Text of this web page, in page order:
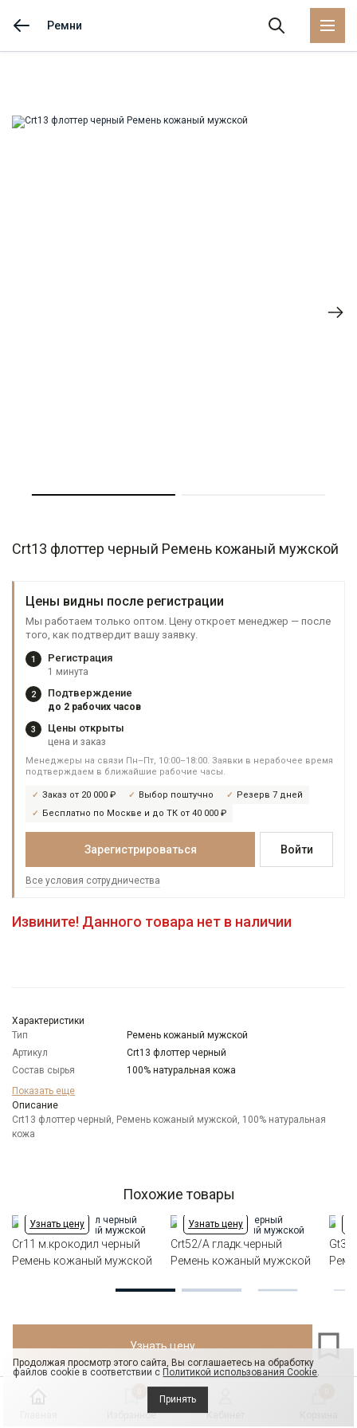
Ремни
Crt13 флоттер черный Ремень кожаный мужской
Цены видны после регистрации
Мы работаем только оптом. Цену откроет менеджер — после
того, как подтвердит вашу заявку.
1 Регистрация
1 минута
2 Подтверждение
до 2 рабочих часов
3 Цены открыты
цена и заказ
Менеджеры на связи Пн–Пт, 10:00–18:00. Заявки в нерабочее время
подтверждаем в ближайшие рабочие часы.
Заказ от 20 000 ₽ Выбор поштучно
Резерв 7 дней
Бесплатно по Москве и до ТК от 40 000 ₽
Зарегистрироваться Войти
Все условия сотрудничества
Извините! Данного товара нет в наличии
Характеристики
Тип
Ремень кожаный мужской
Артикул
Crt13 флоттер черный
Состав сырья
100% натуральная кожа
Бренд
Модель
Цвет
Черный
Отделка
Показать еще
Описание
Crt13 флоттер черный, Ремень кожаный мужской, 100% натуральная
кожа
Похожие товары
Узнать цену
Cr11 м.крокодил черный
Ремень кожаный мужской
Узнать цену
Crt52/A гладк.черный
Ремень кожаный мужской
Узнать цену
Избранное Кабинет
Продолжая просмотр этого сайта, Вы соглашаетесь на обработку
файлов cookie в соответствии с Политикой использования Cookie.
Принять